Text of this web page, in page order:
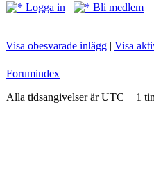
Logga in
Bli medlem
Visa obesvarade inlägg | Visa
Forumindex
Alla tidsangivelser är UTC + 1